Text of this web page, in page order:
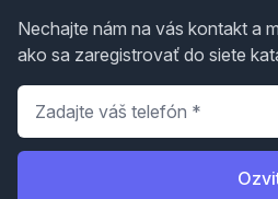
Nechajte nám na vás kontakt a
ako sa zaregistrovať do siete
Telefón